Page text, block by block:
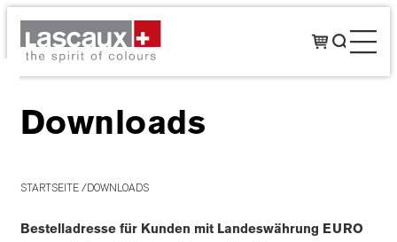
Downloads
STARTSEITE DOWNLOADS
Bestelladresse für Kunden mit Landeswährung EURO